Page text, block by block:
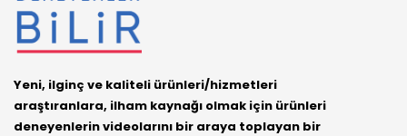
Yeni, ilginç ve kaliteli ürünleri/hizmetleri
araştıranlara, ilham kaynağı olmak için ürünleri
deneyenlerin videolarını bir araya toplayan bir